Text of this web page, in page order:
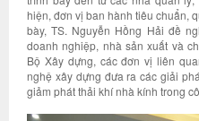
hiện, đơn vị ban hành tiêu chuẩn,
bày, TS. Nguyễn Hồng Hải đề
doanh nghiệp, nhà sản xuất và
Bộ Xây dựng, các đơn vị liên
nghệ xây dựng đưa ra các giải
giảm phát thải khí nhà kính trong